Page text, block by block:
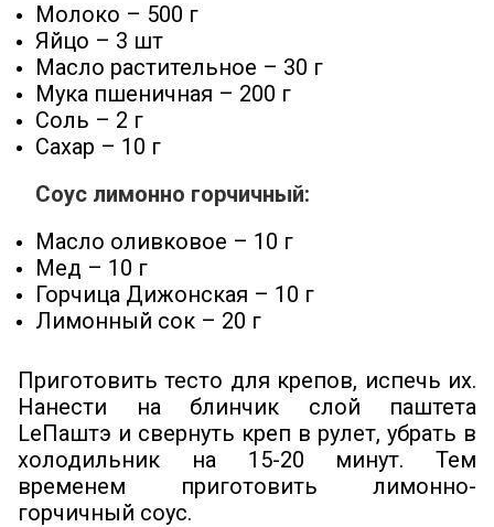
Молоко – 500 г
Яйцо – 3 шт
Масло растительное – 30 г
Мука пшеничная – 200 г
Соль – 2 г
Сахар – 10 г
Соус лимонно горчичный:
Масло оливковое – 10 г
Мед – 10 г
Горчица Дижонская – 10 г
Лимонный сок – 20 г
Приготовить тесто для крепов, испечь их.
Нанести на блинчик слой паштета
LeПаштэ и свернуть креп в рулет, убрать в
холодильник на 15-20 минут. Тем
временем приготовить лимонно-
горчичный соус.